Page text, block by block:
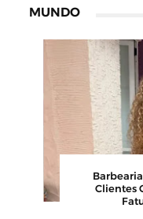
MUNDO
Karyna
Milhões